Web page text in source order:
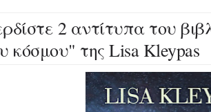
2 αντίτυπα του
κόσμου" της Lisa Kleypas